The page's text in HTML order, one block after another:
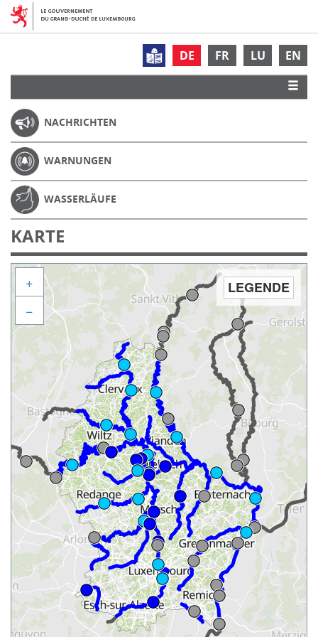
DE FR LU EN
NACHRICHTEN
WARNUNGEN
WASSERLÄUFE
KARTE
LEGENDE
+
−